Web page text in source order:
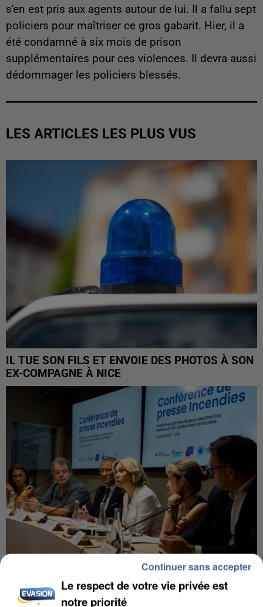
s'en est pris aux agents autour de lui. Il a fallu sept
policiers pour maîtriser ce gros gabarit. Hier, il a
été condamné à six mois de prison
supplémentaires pour ces violences. Il devra aussi
dédommager les policiers blessés.
LES ARTICLES LES PLUS VUS
IL TUE SON FILS ET ENVOIE DES PHOTOS À SON
EX-COMPAGNE À NICE
INCENDIES : L’ÎLE-DE-FRANCE LANCE UN ÉLAN
DE SOLIDARITÉ AVEC LES...
Le respect de votre vie privée est
notre priorité
Continuer sans accepter